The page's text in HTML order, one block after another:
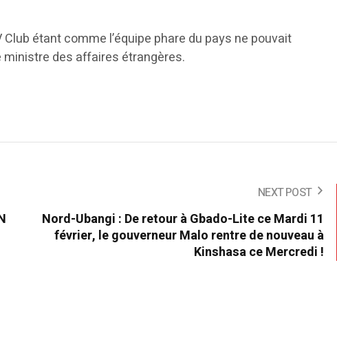
étant comme l’équipe phare du pays ne pouvait
ministre des affaires étrangères.
NEXT POST
Nord-Ubangi : De retour à Gbado-Lite ce Mardi 11
février, le gouverneur Malo rentre de nouveau à
Kinshasa ce Mercredi !